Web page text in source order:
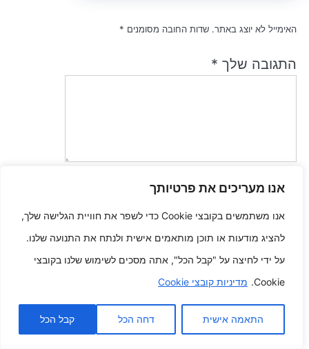
אנו מעריכים את פרטיותך
אנו משתמשים בקובצי Cookie כדי לשפר את חוויית הגלישה שלך,
להציג מודעות או תוכן מותאמים אישית ולנתח את התנועה שלנו.
על ידי לחיצה על "קבל הכל", אתה מסכים לשימוש שלנו בקובצי
Cookie. מדיניות קובצי Cookie
התאמה אישית דחה הכל קבל הכל
האימייל לא יוצג באתר. שדות החובה מסומנים *
התגובה שלך *
שם*
שמור בדפדפן זה את השם, האימייל והאתר שלי לפעם הבאה שאגיב.